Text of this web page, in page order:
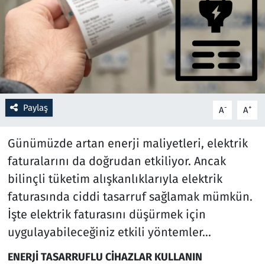
Paylaş A- A+
Günümüzde artan enerji maliyetleri, elektrik
faturalarını da doğrudan etkiliyor. Ancak
bilinçli tüketim alışkanlıklarıyla elektrik
faturasında ciddi tasarruf sağlamak mümkün.
İşte elektrik faturasını düşürmek için
uygulayabileceğiniz etkili yöntemler...
ENERJİ TASARRUFLU CİHAZLAR KULLANIN
Rüya Tabirleri
Savunma Sanayi
Seçim 2023
Spor
Teknoloji ve Bilim
Televizyon